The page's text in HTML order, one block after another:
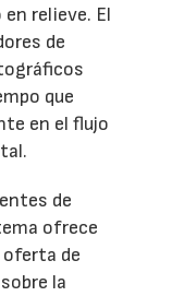
relieve. El
de
que
en el flujo
de
ofrece
oferta de
la